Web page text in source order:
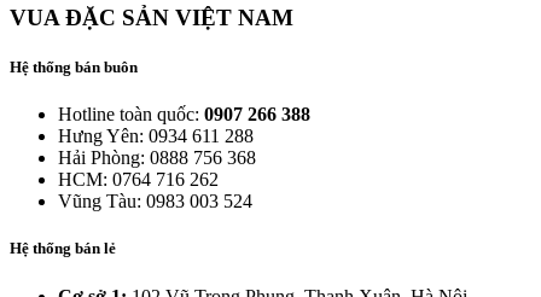
VUA ĐẶC SẢN VIỆT NAM
Hệ thống bán buôn
Hotline toàn quốc: 0907 266 388
Hưng Yên: 0934 611 288
Hải Phòng: 0888 756 368
HCM: 0764 716 262
Vũng Tàu: 0983 003 524
Hệ thống bán lẻ